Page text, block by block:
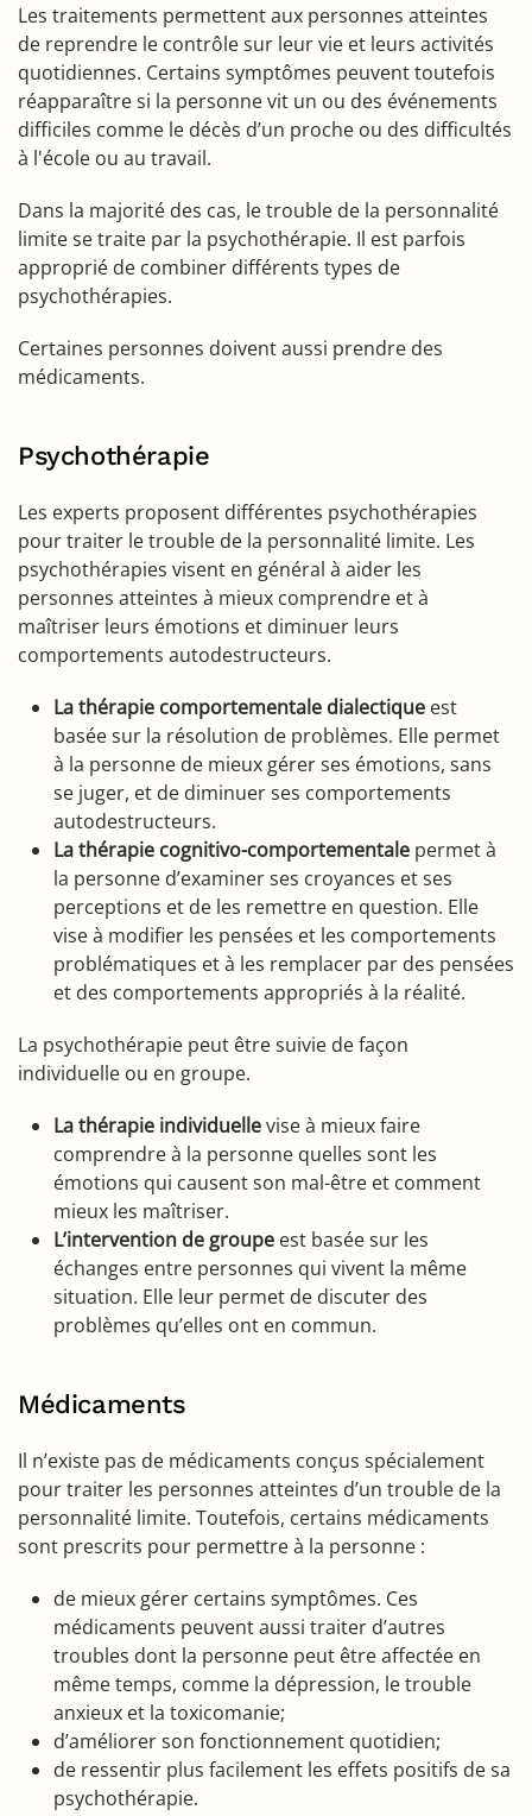
Les traitements permettent aux personnes atteintes
de reprendre le contrôle sur leur vie et leurs activités
quotidiennes. Certains symptômes peuvent toutefois
réapparaître si la personne vit un ou des événements
difficiles comme le décès d’un proche ou des difficultés
à l'école ou au travail.
Dans la majorité des cas, le trouble de la personnalité
limite se traite par la psychothérapie. Il est parfois
approprié de combiner différents types de
psychothérapies.
Certaines personnes doivent aussi prendre des
médicaments.
Psychothérapie
Les experts proposent différentes psychothérapies
pour traiter le trouble de la personnalité limite. Les
psychothérapies visent en général à aider les
personnes atteintes à mieux comprendre et à
maîtriser leurs émotions et diminuer leurs
comportements autodestructeurs.
La thérapie comportementale dialectique est
basée sur la résolution de problèmes. Elle permet
à la personne de mieux gérer ses émotions, sans
se juger, et de diminuer ses comportements
autodestructeurs.
La thérapie cognitivo-comportementale permet à
la personne d’examiner ses croyances et ses
perceptions et de les remettre en question. Elle
vise à modifier les pensées et les comportements
problématiques et à les remplacer par des pensées
et des comportements appropriés à la réalité.
La psychothérapie peut être suivie de façon
individuelle ou en groupe.
La thérapie individuellevise à mieux faire
comprendre à la personne quelles sont les
émotions qui causent son mal-être et comment
mieux les maîtriser.
L’intervention de groupe est basée sur les
échanges entre personnes qui vivent la même
situation. Elle leur permet de discuter des
problèmes qu’elles ont en commun.
Médicaments
Il n’existe pas de médicaments conçus spécialement
pour traiter les personnes atteintes d’un trouble de la
personnalité limite. Toutefois, certains médicaments
sont prescrits pour permettre à la personne :
de mieux gérer certains symptômes. Ces
médicaments peuvent aussi traiter d’autres
troubles dont la personne peut être affectée en
même temps, comme la dépression, le trouble
anxieux et la toxicomanie;
d’améliorer son fonctionnement quotidien;
de ressentir plus facilement les effets positifs de sa
psychothérapie.